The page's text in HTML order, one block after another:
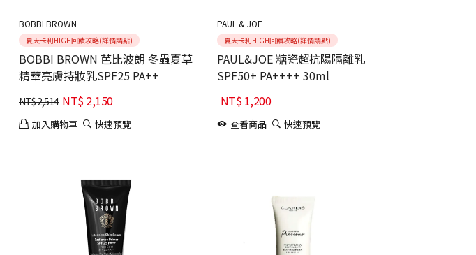
BOBBI BROWN
夏天卡利HIGH回饋攻略(詳情請點)
BOBBI BROWN 芭比波朗 冬蟲夏草
精華亮膚持妝乳SPF25 PA++
NT$2,514 NT$2,150
加入購物車 快速預覽
PAUL & JOE
夏天卡利HIGH回饋攻略(詳情請點)
PAUL&JOE 糖瓷超抗陽隔離乳
SPF50+ PA++++ 30ml
NT$1,200
查看商品 快速預覽